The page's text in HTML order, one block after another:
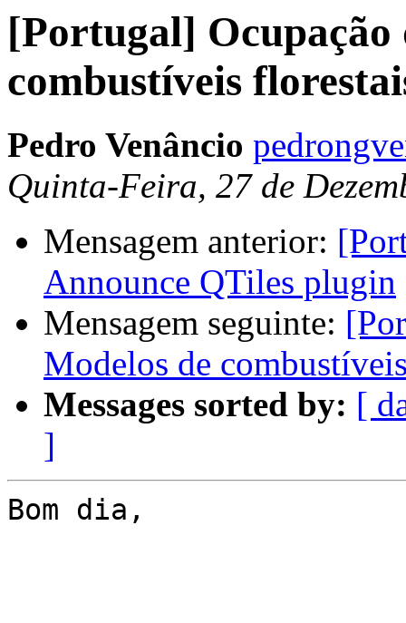
[Portugal] Ocupação
combustíveis
Pedro Venâncio
Quinta-Feira, 27 de
Mensagem anterior:
Announce QTiles plugin
Mensagem seguinte:
Modelos de
Messages sorted by: [
]
Bom dia,